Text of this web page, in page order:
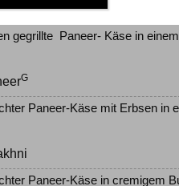
Masala Paneer
gegrillte Paneer- Käse in
G
Paneer-Käse mit Erbsen in
Paneer-Käse in cremigem